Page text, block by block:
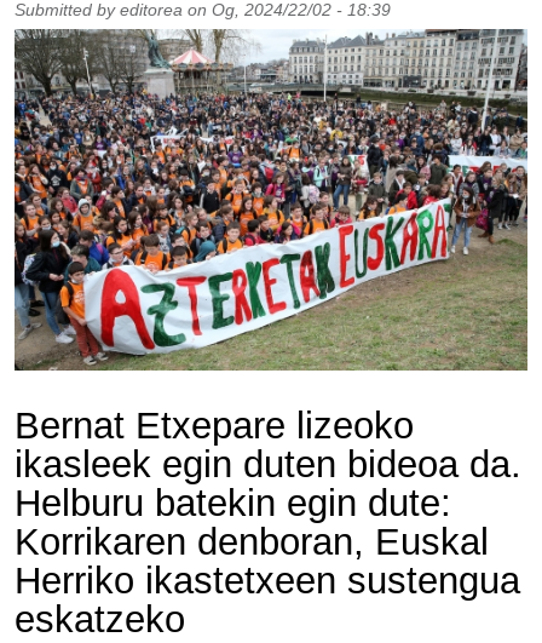
Submitted by editorea on Og, 2024/22/02 - 18:39
Bernat Etxepare lizeoko
ikasleek egin duten bideoa da.
Helburu batekin egin dute:
Korrikaren denboran, Euskal
Herriko ikastetxeen sustengua
eskatzeko